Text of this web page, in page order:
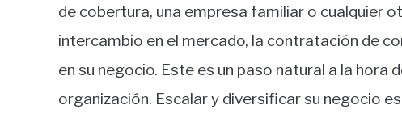
de cobertura, una empresa familiar o cualquier
intercambio en el mercado, la contratación de
en su negocio. Este es un paso natural a la hora
organización. Escalar y diversificar su negocio